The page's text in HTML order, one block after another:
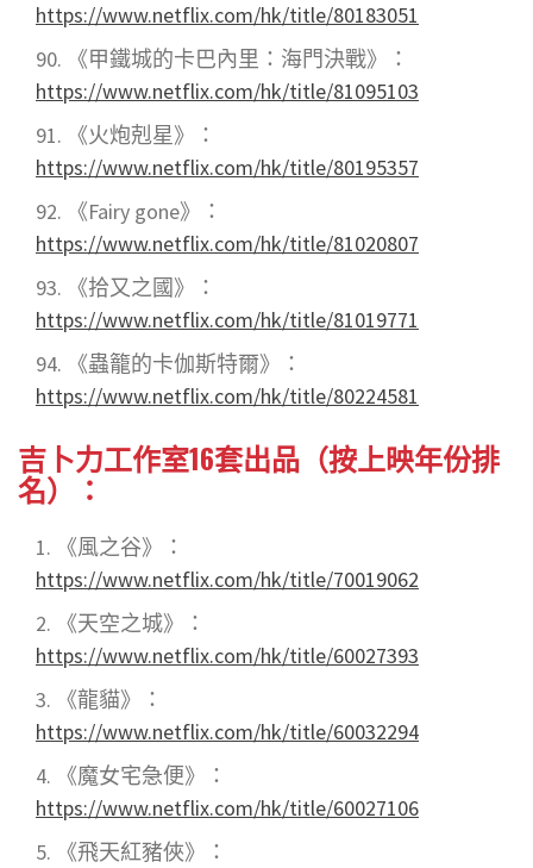
https://www.netflix.com/hk/title/80183051
《甲鐵城的卡巴內里：海門決戰》：
https://www.netflix.com/hk/title/81095103
《火炮剋星》：
https://www.netflix.com/hk/title/80195357
《Fairy gone》：
https://www.netflix.com/hk/title/81020807
《拾又之國》：
https://www.netflix.com/hk/title/81019771
《蟲籠的卡伽斯特爾》：
https://www.netflix.com/hk/title/80224581
吉卜力工作室16套出品（按上映年份排
名）：
《風之谷》
：
https://www.netflix.com/hk/title/70019062
《天空之城》
：
https://www.netflix.com/hk/title/60027393
《龍貓》
：
https://www.netflix.com/hk/title/60032294
《魔女宅急便》
：
https://www.netflix.com/hk/title/60027106
《飛天紅豬俠》：